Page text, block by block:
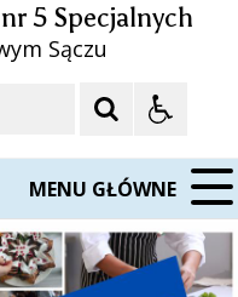
nr 5 Specjalnych
Sączu
MENU GŁÓWNE